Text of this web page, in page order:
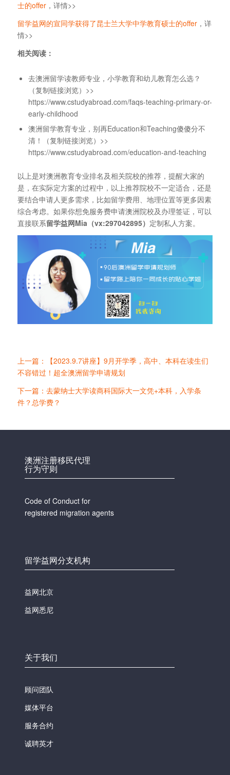
士的offer，详情>>
留学益网的宣同学获得了昆士兰大学中学教育硕士的offer，详
情>>
相关阅读：
去澳洲留学读教师专业，小学教育和幼儿教育怎么选？
（复制链接浏览）>>
https://www.cstudyabroad.com/faqs-teaching-primary-or-
early-childhood
澳洲留学教育专业，别再Education和Teaching傻傻分不
清！（复制链接浏览）>>
https://www.cstudyabroad.com/education-and-teaching
以上是对澳洲教育专业排名及相关院校的推荐，提醒大家的
是，在实际定方案的过程中，以上推荐院校不一定适合，还是
要结合申请人更多需求，比如留学费用、地理位置等更多因素
综合考虑。如果你想免服务费申请澳洲院校及办理签证，可以
直接联系留学益网Mia（vx:297042895） 定制私人方案。
上一篇：【2023.9.7讲座】9月开学季，高中、本科在读生们
不容错过！超全澳洲留学申请规划
下一篇：去蒙纳士大学读商科国际大一文凭+本科，入学条
件？总学费？
澳洲注册移民代理
行为守则
Code of Conduct for
registered migration agents
留学益网分支机构
益网北京
益网悉尼
关于我们
顾问团队
媒体平台
服务合约
诚聘英才